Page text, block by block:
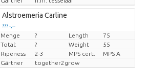
Alstroemeria Carline
??? -,--
Preis pro Stück
Menge ? Length
75
Total:
? Weight
55
Ripeness
2-3 MPS cert.
MPS A
Gärtner
together2grow